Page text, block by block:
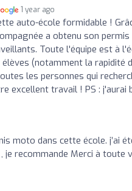
1 year ago
auto-école formidable !
a obtenu son
Toute l'équipe est à
(notamment la rapidité
les personnes qui
excellent travail ! PS :
moto dans cette école. j’ai
recommande Merci à toute